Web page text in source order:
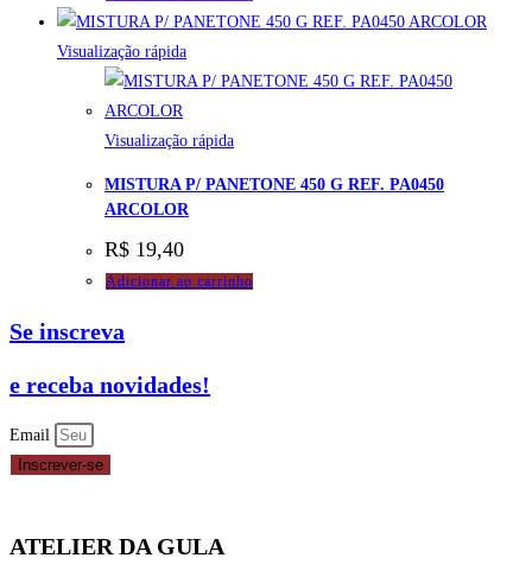
Visualização rápida
Visualização rápida
MISTURA P/ PANETONE 450 G REF. PA0450
ARCOLOR
R$ 19,40
Adicionar ao carrinho
Se inscreva
e receba novidades!
Email
Inscrever-se
ATELIER DA GULA